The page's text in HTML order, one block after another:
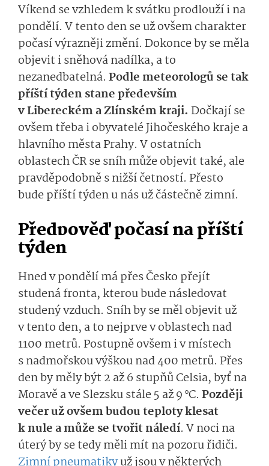
Víkend se vzhledem k svátku prodlouží i na
pondělí. V tento den se už ovšem charakter
počasí výrazněji změní. Dokonce by se měla
objevit i sněhová nadílka, a to
nezanedbatelná. Podle meteorologů se tak
příští týden stane především
v Libereckém a Zlínském kraji. Dočkají se
ovšem třeba i obyvatelé Jihočeského kraje a
hlavního města Prahy. V ostatních
oblastech ČRse sníh může objevit také, ale
pravděpodobně s nižší četností. Přesto
bude příští týden u nás už částečně zimní.
Předpověď počasí na příští
týden
Hned v pondělí má přes Česko přejít
studená fronta, kterou bude následovat
studený vzduch. Sníh by se měl objevit už
v tento den, a to nejprve v oblastech nad
1100 metrů. Postupně ovšem i v místech
s nadmořskou výškou nad 400 metrů. Přes
den by měly být 2 až 6 stupňů Celsia, byť na
Moravě a ve Slezsku stále 5 až 9 °C. Později
večer už ovšem budou teploty klesat
k nule a může se tvořit náledí. V noci na
úterý by se tedy měli mít na pozoru řidiči.
Zimní pneumatikyuž jsou v některých